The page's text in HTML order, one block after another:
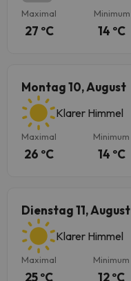
Maximal
27 ºC
Minimum
14 ºC
Montag 10, August
Klarer Himmel
Maximal
26 ºC
Minimum
14 ºC
Dienstag 11, August
Klarer Himmel
Maximal
25 ºC
Minimum
12 ºC